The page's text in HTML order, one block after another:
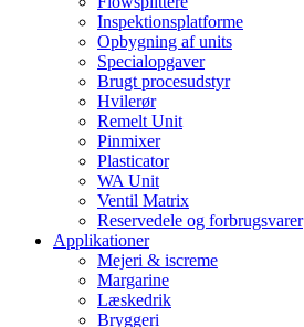
Inspektionsplatforme
Opbygning af units
Specialopgaver
Brugt procesudstyr
Hvilerør
Remelt Unit
Pinmixer
Plasticator
WA Unit
Ventil Matrix
Reservedele og forbrugsvarer
Applikationer
Mejeri & iscreme
Margarine
Læskedrik
Bryggeri